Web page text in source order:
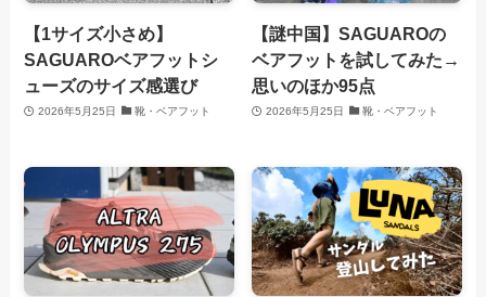
【1サイズ小さめ】
SAGUAROベアフットシ
ューズのサイズ感選び
2026年5月25日 靴・ベアフット
【謎中国】SAGUAROの
ベアフットを試してみた→
思いのほか95点
2026年5月25日 靴・ベアフット